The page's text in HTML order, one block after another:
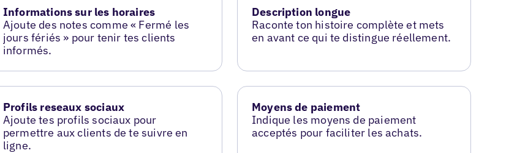
Informations sur les horaires
Ajoute des notes comme « Fermé les
jours fériés » pour tenir tes clients
informés.
Description longue
Raconte ton histoire complète et mets
en avant ce qui te distingue réellement.
Profils reseaux sociaux
Ajoute tes profils sociaux pour
permettre aux clients de te suivre en
ligne.
Moyens de paiement
Indique les moyens de paiement
acceptés pour faciliter les achats.